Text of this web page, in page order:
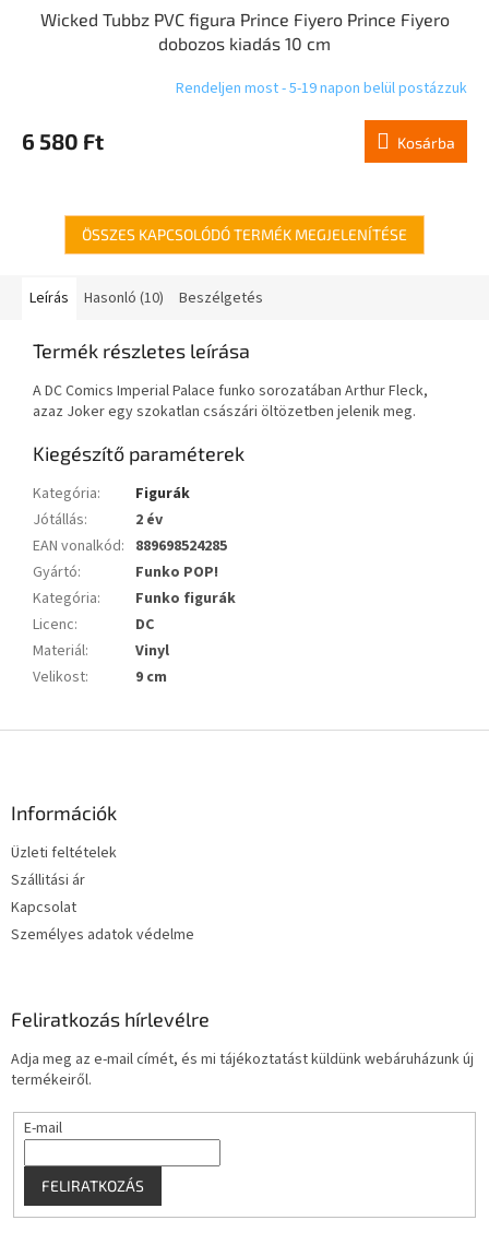
Wicked Tubbz PVC figura Prince Fiyero Prince Fiyero
dobozos kiadás 10 cm
Rendeljen most - 5-19 napon belül postázzuk
6 580 Ft Kosárba
ÖSSZES KAPCSOLÓDÓ TERMÉK MEGJELENÍTÉSE
Leírás Hasonló (10) Beszélgetés
Termék részletes leírása
A DC Comics Imperial Palace funko sorozatában Arthur Fleck,
azaz Joker egy szokatlan császári öltözetben jelenik meg.
Kiegészítő paraméterek
Kategória:
Figurák
Jótállás:
2 év
EAN vonalkód: 889698524285
Gyártó:
Funko POP!
Kategória:
Funko figurák
Licenc:
DC
Materiál:
Vinyl
Velikost: 9 cm
Információk
Üzleti feltételek
Szállitási ár
Kapcsolat
Személyes adatok védelme
Feliratkozás hírlevélre
Adja meg az e-mail címét, és mi tájékoztatást küldünk webáruházunk új
termékeiről.
E-mail
FELIRATKOZÁS